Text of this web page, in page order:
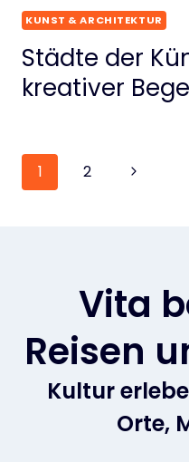
KUNST & ARCHITEKTUR
Städte der
kreativer
1 2
Nächste
Vita
Reisen
Kultur
Orte,